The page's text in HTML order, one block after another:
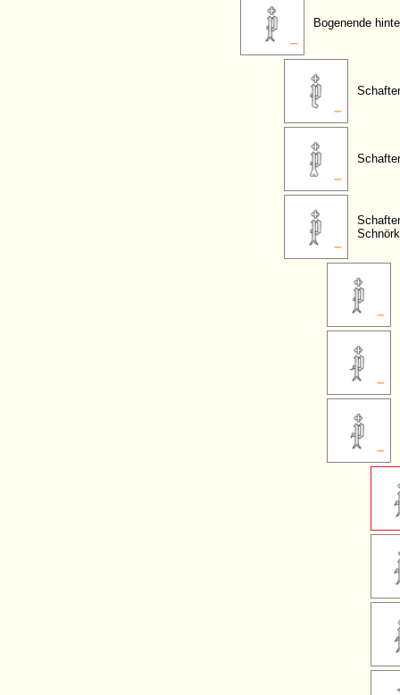
Bogenende